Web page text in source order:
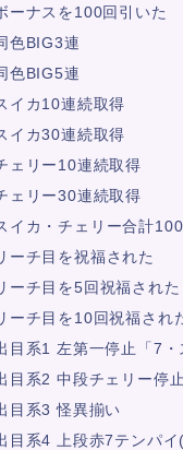
ーナスを100回引いた
色BIG3連
色BIG5連
イカ10連続取得
イカ30連続取得
ェリー10連続取得
ェリー30連続取得
イカ・チェリー合計
ーチ目を祝福された
ーチ目を5回祝福された
ーチ目を10回祝福され
目系1 左第一停止「7・
目系2 中段チェリー停止
目系3 怪異揃い
目系4 上段赤7テンパイ